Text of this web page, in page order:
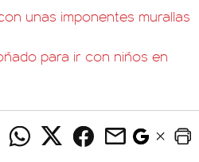
unas imponentes murallas
para ir con niños en